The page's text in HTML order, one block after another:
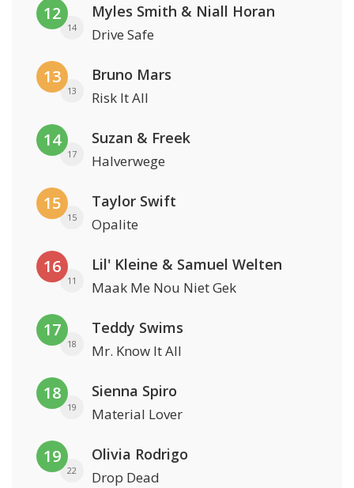
12
14
Myles Smith & Niall Horan
Drive Safe
13
13
Bruno Mars
Risk It All
14
17
Suzan & Freek
Halverwege
15
15
Taylor Swift
Opalite
16
11
Lil' Kleine & Samuel Welten
Maak Me Nou Niet Gek
17
18
Teddy Swims
Mr. Know It All
18
19
Sienna Spiro
Material Lover
19
22
Olivia Rodrigo
Drop Dead